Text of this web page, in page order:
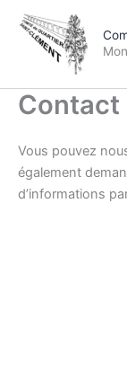
Aller
contenu
Contact
Vous pouvez
également
d’informations